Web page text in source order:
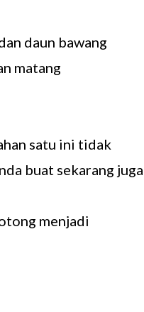
daun bawang
matang
satu ini tidak
buat sekarang juga
menjadi